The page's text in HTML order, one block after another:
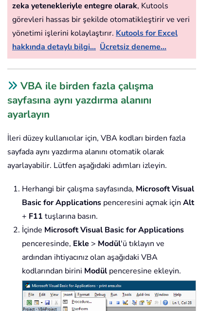
zeka yetenekleriyle entegre olarak, Kutools
görevleri hassas bir şekilde otomatikleştirir ve veri
yönetimi işlerini kolaylaştırır. Kutools for Excel
hakkında detaylı bilgi... Ücretsiz deneme...
VBA ile birden fazla çalışma
sayfasına aynı yazdırma alanını
ayarlayın
İleri düzey kullanıcılar için, VBA kodları birden fazla
sayfada aynı yazdırma alanını otomatik olarak
ayarlayabilir. Lütfen aşağıdaki adımları izleyin.
Herhangi bir çalışma sayfasında, Microsoft Visual
Basic for Applications penceresini açmak için Alt
+ F11 tuşlarına basın.
İçinde Microsoft Visual Basic for Applications
penceresinde, Ekle > Modül'ü tıklayın ve
ardından ihtiyacınız olan aşağıdaki VBA
kodlarından birini Modül penceresine ekleyin.